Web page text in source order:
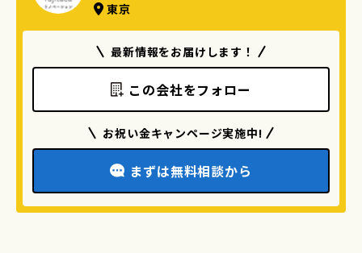
東京
最新情報をお届けします！
この会社をフォロー
お祝い金キャンページ実施中!
まずは無料相談から